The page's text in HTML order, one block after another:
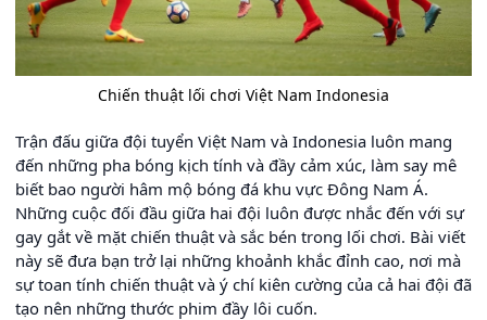
Chiến thuật lối chơi Việt Nam Indonesia
Trận đấu giữa đội tuyển Việt Nam và Indonesia luôn mang
đến những pha bóng kịch tính và đầy cảm xúc, làm say mê
biết bao người hâm mộ bóng đá khu vực Đông Nam Á.
Những cuộc đối đầu giữa hai đội luôn được nhắc đến với sự
gay gắt về mặt chiến thuật và sắc bén trong lối chơi. Bài viết
này sẽ đưa bạn trở lại những khoảnh khắc đỉnh cao, nơi mà
sự toan tính chiến thuật và ý chí kiên cường của cả hai đội đã
tạo nên những thước phim đầy lôi cuốn.